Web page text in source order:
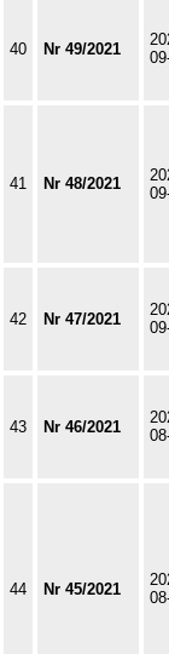
40 Nr 49/2021
41 Nr 48/2021
42 Nr 47/2021
43 Nr 46/2021
44 Nr 45/2021